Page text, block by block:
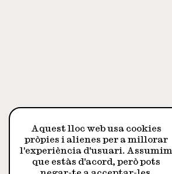
Aquest lloc web usa cookies
pròpies i alienes per a millorar
l'experiència d'usuari. Assumim
que estàs d'acord, però pots